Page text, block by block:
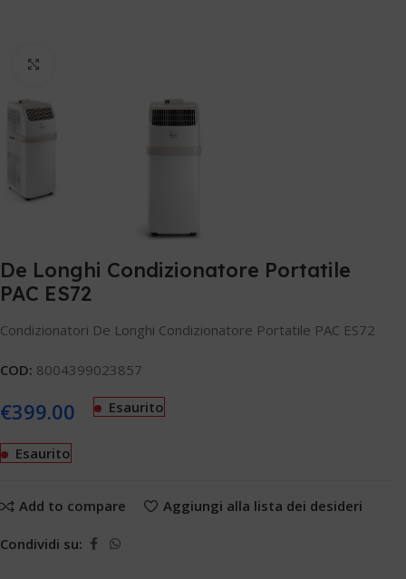
De Longhi Condizionatore Portatile
PAC ES72
Condizionatori De Longhi Condizionatore Portatile PAC ES72
COD: 8004399023857
€399.00 Esaurito
Esaurito
Add to compare Aggiungi alla lista dei desideri
Condividi su: